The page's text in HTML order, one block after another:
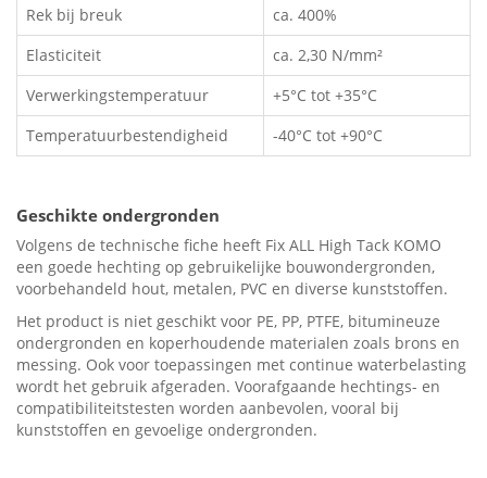
Rek bij breuk
ca. 400%
Elasticiteit
ca. 2,30 N/mm²
Verwerkingstemperatuur
+5°C tot +35°C
Temperatuurbestendigheid
-40°C tot +90°C
Geschikte ondergronden
Volgens de technische fiche heeft Fix ALL High Tack KOMO
een goede hechting op gebruikelijke bouwondergronden,
voorbehandeld hout, metalen, PVC en diverse kunststoffen.
Het product is niet geschikt voor PE, PP, PTFE, bitumineuze
ondergronden en koperhoudende materialen zoals brons en
messing. Ook voor toepassingen met continue waterbelasting
wordt het gebruik afgeraden. Voorafgaande hechtings- en
compatibiliteitstesten worden aanbevolen, vooral bij
kunststoffen en gevoelige ondergronden.